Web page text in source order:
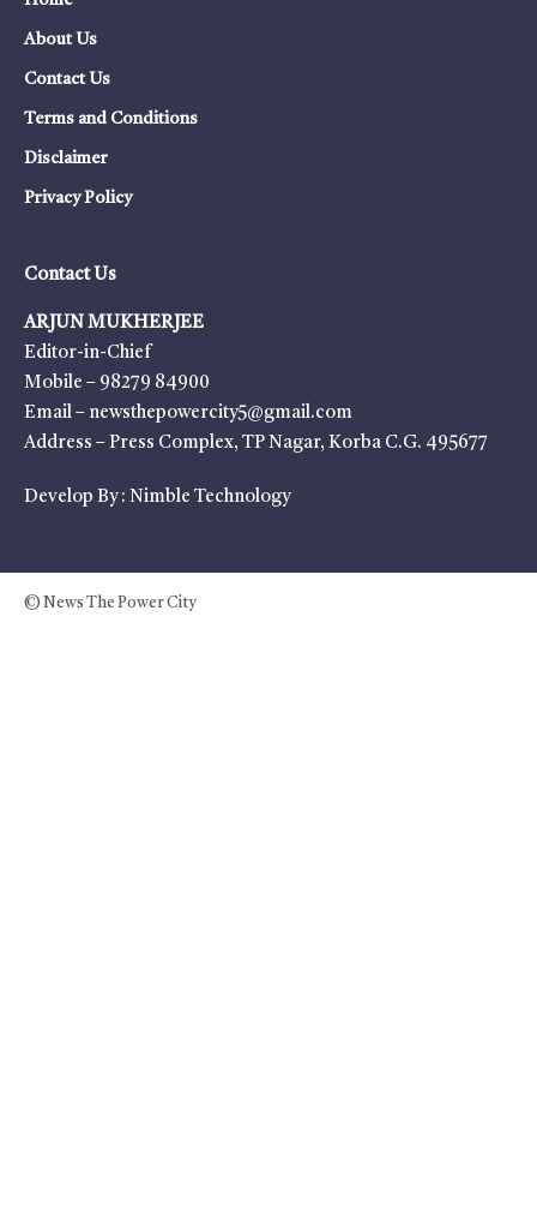
About Us
Contact Us
Terms and Conditions
Disclaimer
Privacy Policy
Contact Us
ARJUN MUKHERJEE
Editor-in-Chief
Mobile – 98279 84900
Email – newsthepowercity5@gmail.com
Address – Press Complex, TP Nagar, Korba C.G. 495677
Develop By : Nimble Technology
© News The Power City